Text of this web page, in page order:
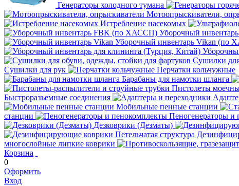
Генераторы холодного тумана
Мотоопрыскиватели,
Истребление насекомых
Уборочный
Уборочный инвентарь Vikan (по
Сушилки
Сушилки для рук
Перчатки кольчужные
Барабаны для намотки шланга
Пистолеты
Быстроразъемные соединения
Мобильные пенные станции
станции
Пеногенераторы и
Дезковрики (Дезматы)
многослойные липкие коврики
Корзина
0
Оформить
Вход